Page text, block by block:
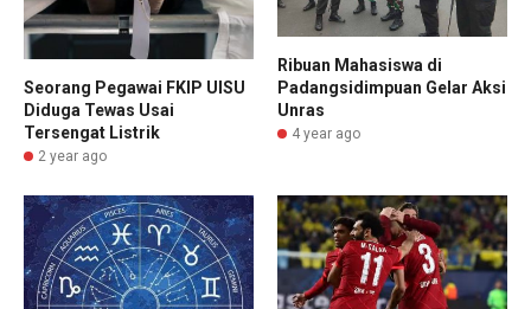
Seorang Pegawai FKIP UISU
Diduga Tewas Usai
Tersengat Listrik
2 year ago
Ribuan Mahasiswa di
Padangsidimpuan Gelar Aksi
Unras
4 year ago